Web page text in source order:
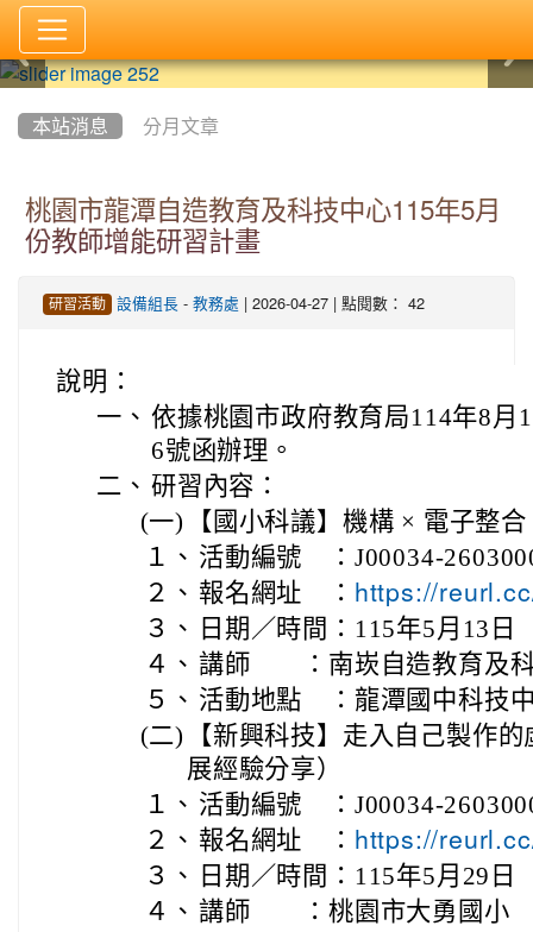
本站消息 分月文章
桃園市龍潭自造教育及科技中心115年5月
份教師增能研習計畫
研習活動 設備組長- 教務處 | 2026-04-27 | 點閱數： 42
說明：
一、 依據桃園市政府教育局114年8月
6號函辦理。
二、 研習內容：
(一)
【國小科議】機構 × 電子整
１、 活動編號 ：J00034-
２、 報名網址 ： https://
３、
日期／時間：115年5月13日
４、 講師 ：南崁自造教育及
５、 活動地點 ：龍潭國中科技
(二)
【新興科技】走入自己製作
展經驗分享）
１、 活動編號 ：J00034-
２、 報名網址 ： https://
３、
日期／時間：115年5月29日
４、 講師 ：桃園市大勇國小